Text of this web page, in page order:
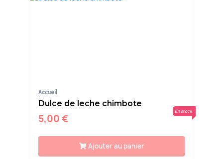
Accueil
Dulce de leche chimbote
5,00 €
En stock
Ajouter au panier